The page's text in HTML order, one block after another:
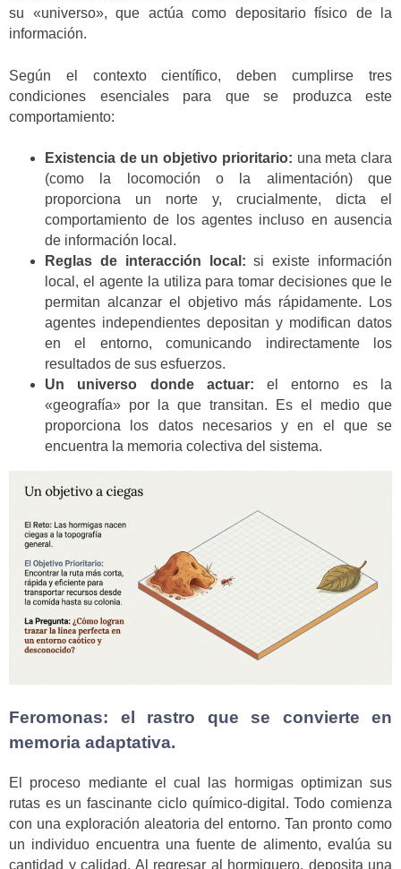
su «universo», que actúa como depositario físico de la
información.
Según el contexto científico, deben cumplirse tres
condiciones esenciales para que se produzca este
comportamiento:
Existencia de un objetivo prioritario: una meta clara
(como la locomoción o la alimentación) que
proporciona un norte y, crucialmente, dicta el
comportamiento de los agentes incluso en ausencia
de información local.
Reglas de interacción local: si existe información
local, el agente la utiliza para tomar decisiones que le
permitan alcanzar el objetivo más rápidamente. Los
agentes independientes depositan y modifican datos
en el entorno, comunicando indirectamente los
resultados de sus esfuerzos.
Un universo donde actuar: el entorno es la
«geografía» por la que transitan. Es el medio que
proporciona los datos necesarios y en el que se
encuentra la memoria colectiva del sistema.
Feromonas: el rastro que se convierte en
memoria adaptativa.
El proceso mediante el cual las hormigas optimizan sus
rutas es un fascinante ciclo químico-digital. Todo comienza
con una exploración aleatoria del entorno. Tan pronto como
un individuo encuentra una fuente de alimento, evalúa su
cantidad y calidad. Al regresar al hormiguero, deposita una